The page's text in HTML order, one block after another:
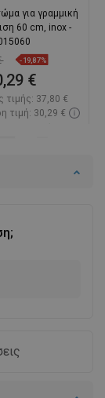
για γραμμική
60 cm, inox -
-19,87%
€
τιμής: 37,80 €
τιμή: 30,29 €